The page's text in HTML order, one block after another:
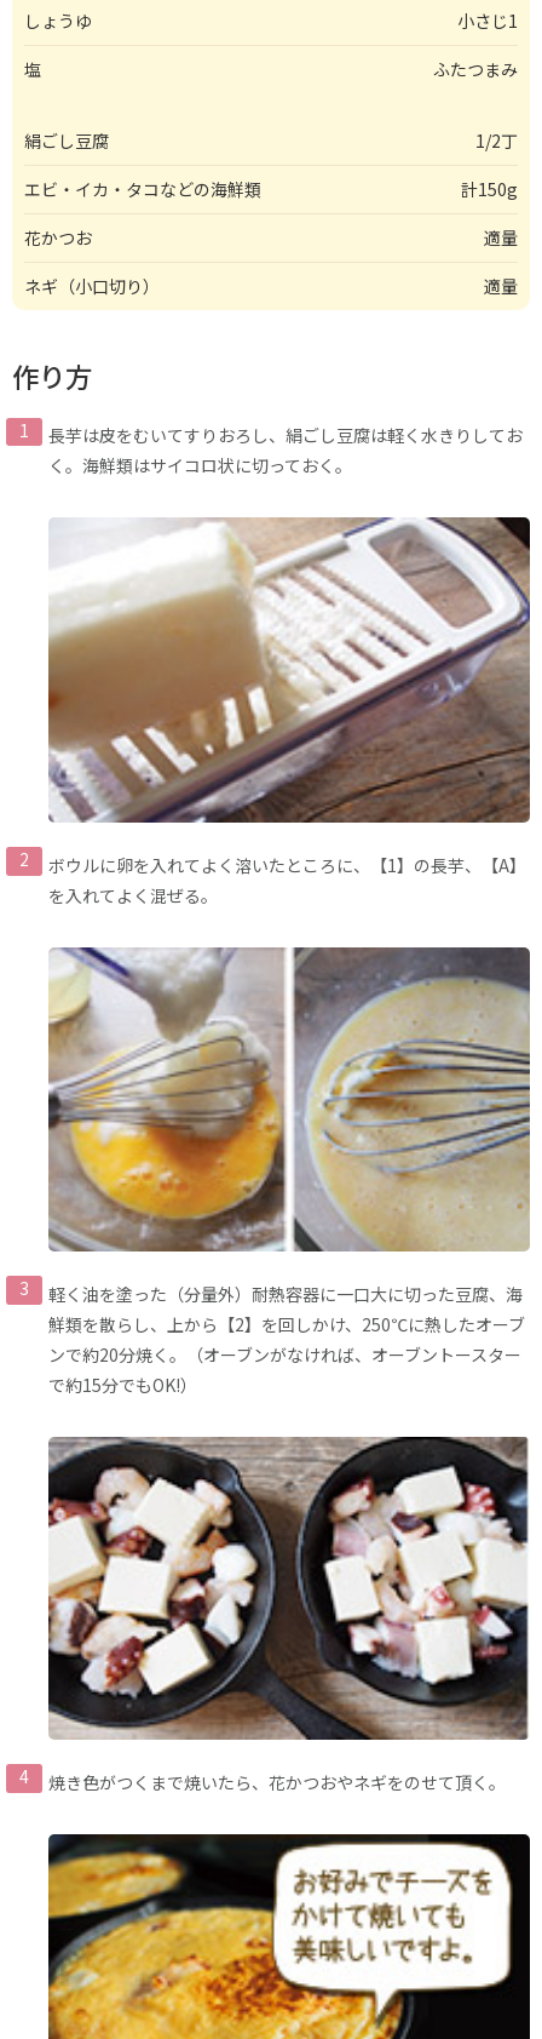
しょうゆ
小さじ1
塩
ふたつまみ
絹ごし豆腐
1/2丁
エビ・イカ・タコなどの海鮮類
計150g
花かつお
適量
ネギ（小口切り）
適量
作り方
長芋は皮をむいてすりおろし、絹ごし豆腐は軽く水きりしてお
く。海鮮類はサイコロ状に切っておく。
ボウルに卵を入れてよく溶いたところに、【1】の長芋、【A】
を入れてよく混ぜる。
軽く油を塗った（分量外）耐熱容器に一口大に切った豆腐、海
鮮類を散らし、上から【2】を回しかけ、250℃に熱したオーブ
ンで約20分焼く。（オーブンがなければ、オーブントースター
で約15分でもOK!）
焼き色がつくまで焼いたら、花かつおやネギをのせて頂く。